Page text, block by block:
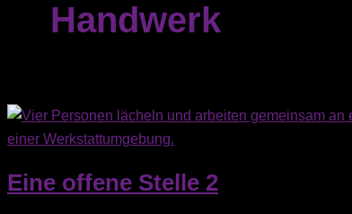
Handwerk
Eine offene Stelle 2